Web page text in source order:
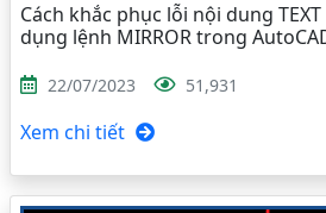
Cách khắc phục lỗi nội dung
dụng lệnh MIRROR trong
22/07/2023 51,931
Xem chi tiết